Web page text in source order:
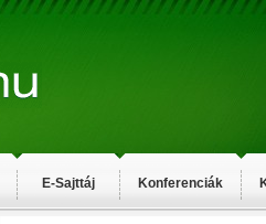
E-Sajttáj Konferenciák